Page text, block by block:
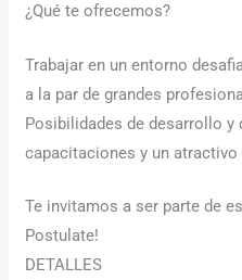
¿Qué te ofrecemos?
Trabajar en un entorno
a la par de grandes
Posibilidades de desarrollo
capacitaciones y un
Te invitamos a ser parte de
Postulate!
DETALLES